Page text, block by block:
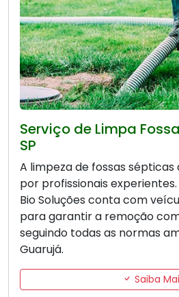
Serviço de Limpa
SP
A limpeza de fossas
por profissionais
Bio Soluções conta com
para garantir a remoção
seguindo todas as normas
Guarujá.
Saiba